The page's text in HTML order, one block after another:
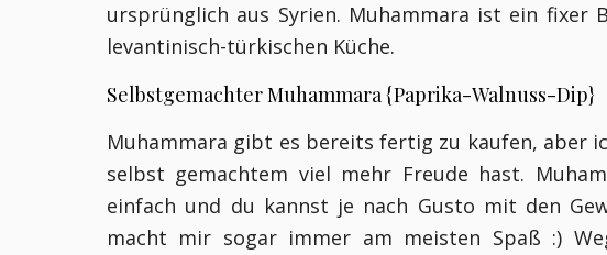
ursprünglich aus Syrien. Muhammara ist ein fixer
levantinisch-türkischen Küche.
Selbstgemachter Muhammara {Paprika-Walnuss-Dip}
Muhammara gibt es bereits fertig zu kaufen, aber
selbst gemachtem viel mehr Freude hast.
einfach und du kannst je nach Gusto mit den
macht mir sogar immer am meisten Spaß :)